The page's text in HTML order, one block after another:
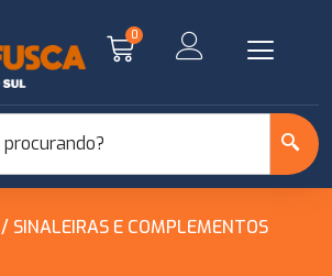
0
/ SINALEIRAS E COMPLEMENTOS